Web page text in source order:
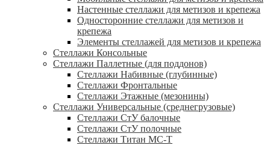
Настенные стеллажи для метизов и крепежа
Односторонние стеллажи для метизов и
крепежа
Элементы стеллажей для метизов и крепежа
Стеллажи Консольные
Стеллажи Паллетные (для поддонов)
Стеллажи Набивные (глубинные)
Стеллажи Фронтальные
Стеллажи Этажные (мезонины)
Стеллажи Универсальные (среднегрузовые)
Стеллажи СтУ балочные
Стеллажи СтУ полочные
Стеллажи Титан МС-Т